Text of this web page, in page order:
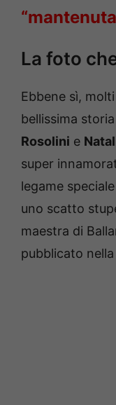
La foto
Ebbene sì,
bellissima storia
Rosolini e
super
legame
uno scatto
maestra di
pubblicato